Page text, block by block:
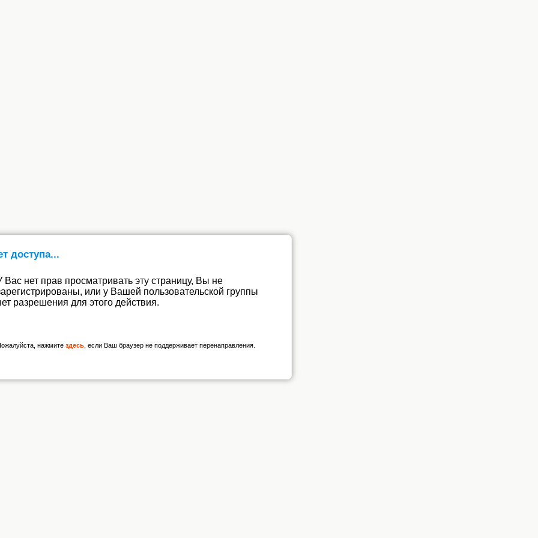
доступа...
Вас нет прав просматривать эту страницу, Вы не
или у Вашей пользовательской группы
разрешения для этого действия.
нажмите здесь , если Ваш браузер не поддерживает перенаправления.